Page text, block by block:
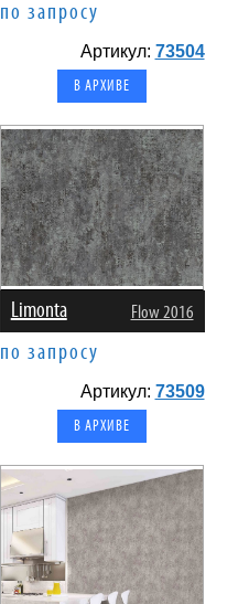
по запросу
Артикул: 73504
В АРХИВЕ
Limonta Flow 2016
по запросу
Артикул: 73509
В АРХИВЕ